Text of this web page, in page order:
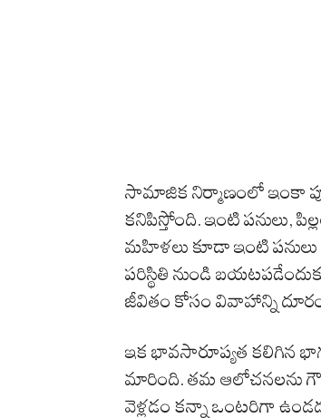
సామాజిక నిర్మాణంలో ఇంకా
కనిపిస్తోంది. ఇంటి పనులు,
మహిళలు కూడా ఇంటి పనులు
పరిస్థితి నుండి
జీవితం కోసం వివాహాన్ని
ఇక భావసారూప్యత కలిగిన
మారింది. తమ ఆలోచనలను
వెళ్లడం కన్నా ఒంటరిగా